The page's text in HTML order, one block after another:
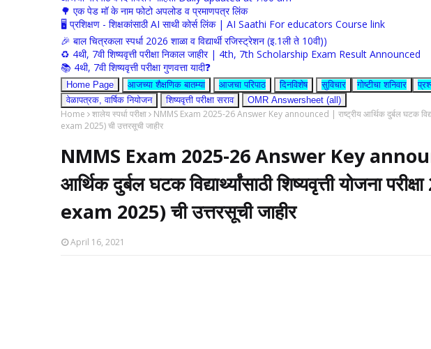
🌳 एक पेड मॉ के नाम फोटो अपलोड व प्रमाणपत्र लिंक
🖥 प्रशिक्षण - शिक्षकांसाठी AI साथी कोर्स लिंक | AI Saathi For educators Course link
🎉 बाल चित्रकला स्पर्धा 2026 शाळा व विद्यार्थी रजिस्ट्रेशन (इ.1ली ते 10वी))
♻️ 4थी, 7वी शिष्यवृत्ती परीक्षा निकाल जाहीर | 4th, 7th Scholarship Exam Result Announced
📚 4थी, 7वी शिष्यवृत्ती परीक्षा गुणवत्ता यादी❓
Home Page आजच्या शैक्षणिक बातम्या आजचा परिपाठ दिनविशेष सुविचार गोष्टीचा शनिवार
वेळापत्रक, वार्षिक नियोजन
शिष्यवृत्ती परीक्षा सराव OMR Answersheet (all)
Home शालेय स्पर्धा परीक्षा
NMMS Exam 2025-26 Answer Key announced | राष्ट्रीय आर्थिक दुर्बल घटक
exam 2025) ची उत्तरसूची जाहीर
NMMS Exam 2025-26 Answer Key
आर्थिक दुर्बल घटक विद्यार्थ्यांसाठी शिष्यवृत्ती योजना
exam 2025) ची उत्तरसूची जाहीर
April 16, 2021